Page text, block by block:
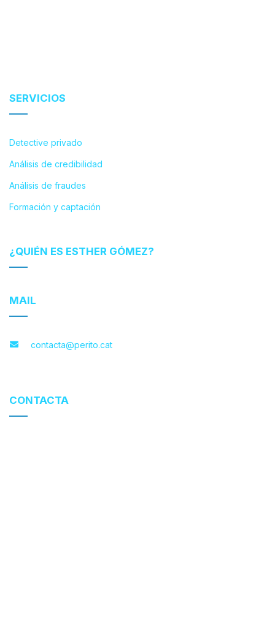
SERVICIOS
Detective privado
Análisis de credibilidad
Análisis de fraudes
Formación y captación
¿QUIÉN ES ESTHER GÓMEZ?
MAIL
contacta@perito.cat
CONTACTA